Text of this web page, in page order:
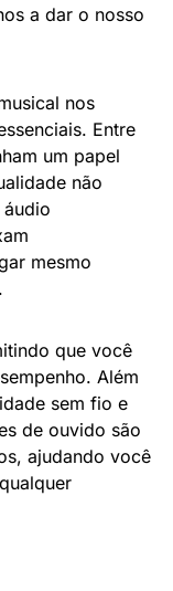
a dar o nosso
nos
Entre
um papel
não
mesmo
que você
Além
sem fio e
de ouvido são
ajudando você